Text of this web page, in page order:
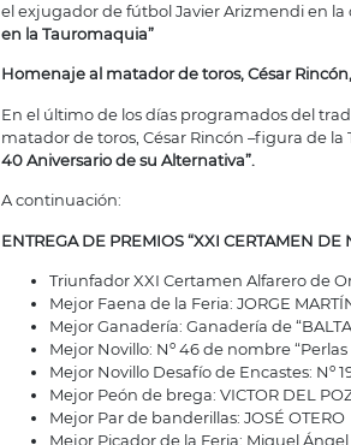
el exjugador de fútbol Javier Arizmendi en
en la Tauromaquia”
Homenaje al matador de toros, César
En el último de los días programados del
matador de toros, César Rincón –figura de
40 Aniversario de su Alternativa”.
A continuación:
ENTREGA DE PREMIOS “XXI CERTAMEN
Triunfador XXI Certamen Alfarero de
Mejor Faena de la Feria: JORGE
Mejor Ganadería: Ganadería de
Mejor Novillo: Nº 46 de nombre
Mejor Novillo Desafío de Encastes: Nº
Mejor Peón de brega: VICTOR DEL
Mejor Par de banderillas: JOSÉ OTERO
Mejor Picador de la Feria: Miguel Ángel